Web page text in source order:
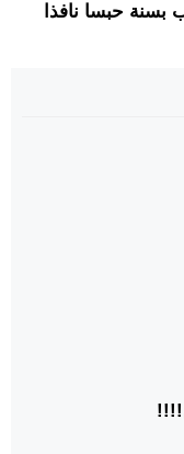
بسنة حبسا نافذا